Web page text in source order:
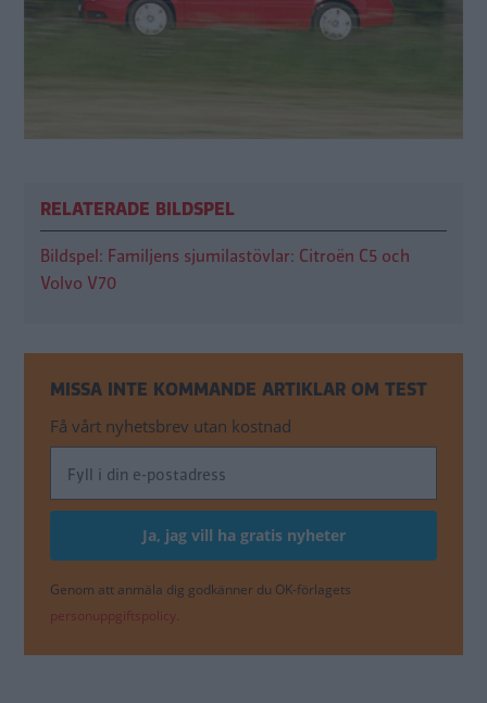
RELATERADE BILDSPEL
Bildspel: Familjens sjumilastövlar: Citroën C5 och
Volvo V70
MISSA INTE KOMMANDE ARTIKLAR OM TEST
Få vårt nyhetsbrev utan kostnad
Genom att anmäla dig godkänner du OK-förlagets
personuppgiftspolicy.